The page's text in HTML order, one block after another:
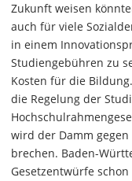
Zukunft weisen
auch für viele
in einem
Studiengebühren zu
Kosten für die
die Regelung der
wird der Damm
brechen. Baden-
Gesetzentwürfe